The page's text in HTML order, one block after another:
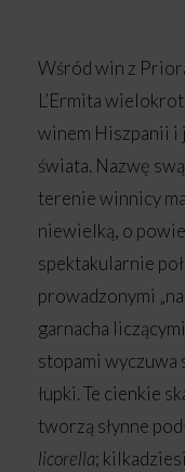
Wśród win z
L’Ermita
winem Hiszpanii i
świata. Nazwę
terenie winnicy
niewielką, o
spektakularnie
prowadzonymi
garnacha
stopami wyczuwa
łupki. Te cienkie
tworzą słynne
licorella;